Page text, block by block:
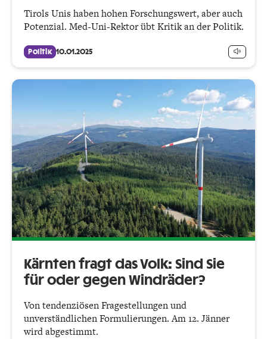
Tirols Unis haben hohen Forschungswert, aber auch
Potenzial. Med-Uni-Rektor übt Kritik an der Politik.
Politik 10.01.2025
Kärnten fragt das Volk: Sind Sie
für oder gegen Windräder?
Von tendenziösen Fragestellungen und
unverständlichen Formulierungen. Am 12. Jänner
wird abgestimmt.